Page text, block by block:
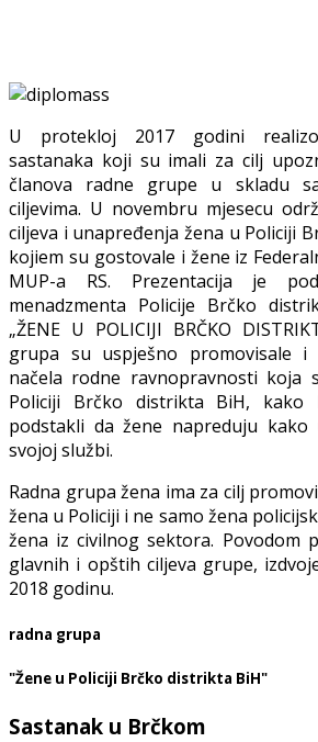
U protekloj 2017 godini
sastanaka koji su imali za cilj
članova radne grupe u skladu
ciljevima. U novembru mjesecu
ciljeva i unapređenja žena u Policiji
kojiem su gostovale i žene iz
MUP-a RS. Prezentacija je
menadzmenta Policije Brčko
„ŽENE U POLICIJI BRČKO
grupa su uspješno promovisale i
načela rodne ravnopravnosti koja
Policiji Brčko distrikta BiH,
podstakli da žene napreduju
svojoj službi.
Radna grupa žena ima za cilj
žena u Policiji i ne samo žena
žena iz civilnog sektora. Povodom
glavnih i opštih ciljeva grupe,
2018 godinu.
radna grupa
"Žene u Policiji Brčko distrikta BiH"
Sastanak u Brčkom